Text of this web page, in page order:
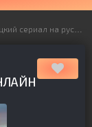
смотреть онлайн бесплатно подряд